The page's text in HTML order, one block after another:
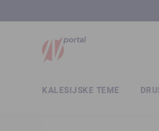
KALESIJSKE TEME